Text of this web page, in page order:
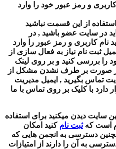
و رمز عبور خود را وارد
از این قسمت نباشید
در سایت عضو باشید , در
نام کاربری و رمز عبور را وارد
ثبت نام نیاز به فعال سازی از
را بررسی کنید و بر روی لینک
صورت بر طرف نشدن مشکل از
تماس بگیرید , ایمیل مدیریت
دارد با کلیک بر روی تماس با ما
سایت دیدن میکنید برای استفاده
است کهثبت نام کنید امکان
دسترسی به انجمن هایی که
به آن را دارند از امتیازات